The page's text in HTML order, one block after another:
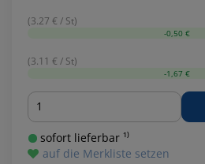
(3.27 € / St)
-0,50 €
(3.11 € / St)
-1,67 €
Menge
sofort lieferbar ¹⁾
auf die Merkliste setzen